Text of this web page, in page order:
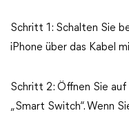
Schritt 1: Schalten Sie
iPhone über das Kabel
Schritt 2: Öffnen Sie
„Smart Switch“. Wenn